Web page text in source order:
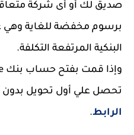
صديق لك أو أى شركة
برسوم مخفضة للغاية
البنكية المرتفعة التكلفة.
تحصل علي أول تحويل
الرابط.